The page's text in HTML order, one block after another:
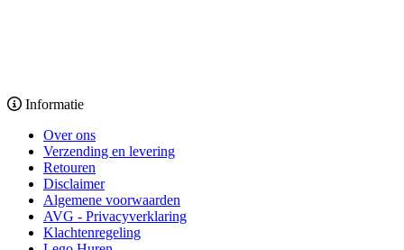
Informatie
Over ons
Verzending en levering
Retouren
Disclaimer
Algemene voorwaarden
AVG - Privacyverklaring
Klachtenregeling